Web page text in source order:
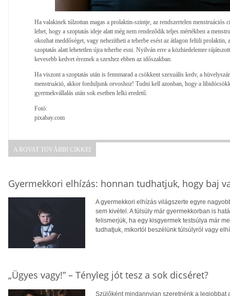
Ha valakinek túlzottan magas a prolaktin-szintje, az rendszertelen menstruációs
lehet, hogy a szoptatás ideje alatt még nem rendeződik teljes mértékben a
okozhat meddőséget, vagy nehezítheti a teherbe esést az átlagon felüli prolaktin,
szoptatás alatt lehetetlen újra teherbe esni. Nyilván erre a közhiedelemre
kevesebb kedvet éreznek a szexhez ebben az időszakban.
Ha viszont a szoptatás után is fennmarad a csökkent szexuális kedv, a
menstruáció, akkor forduljunk orvoshoz! Tudni kell azonban, hogy a
gyermekvállalás után sok esetben lelki eredetű.
Fotó:
pixabay.com
A ROVAT TOVÁBBI CIKKEI
Gyermekkori elhízás: honnan tudhatjuk, hogy baj
A gyermekkori elhízás világszerte egyre
sem kivétel. A túlsúly már gyermekkorban is
felismerjük, ha egy kisgyermek testsúlya már
tudhatjuk, mikortól beszélünk túlsúlyról vagy
„Ügyes vagy!” – Tényleg jót tesz a sok dicséret?
Szülőként mindannyian szeretnénk a legjobbat